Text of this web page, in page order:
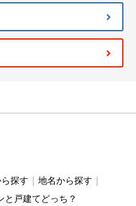
探す
地名から探す
と戸建てどっち？